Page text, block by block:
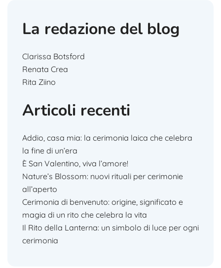
La redazione del blog
Clarissa Botsford
Renata Crea
Rita Ziino
Articoli recenti
Addio, casa mia: la cerimonia laica che celebra
la fine di un’era
È San Valentino, viva l’amore!
Nature’s Blossom: nuovi rituali per cerimonie
all’aperto
Cerimonia di benvenuto: origine, significato e
magia di un rito che celebra la vita
Il Rito della Lanterna: un simbolo di luce per ogni
cerimonia